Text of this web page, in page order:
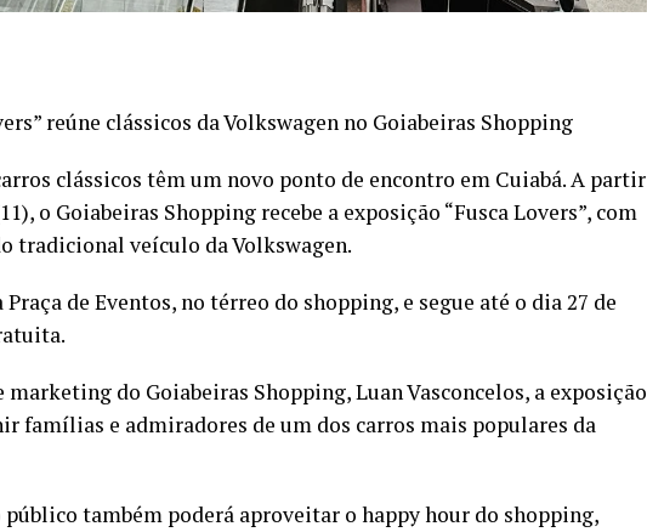
reúne clássicos da Volkswagen no Goiabeiras Shopping
clássicos têm um novo ponto de encontro em Cuiabá. A partir
o Goiabeiras Shopping recebe a exposição “Fusca Lovers”, com
tradicional veículo da Volkswagen.
de Eventos, no térreo do shopping, e segue até o dia 27 de
marketing do Goiabeiras Shopping, Luan Vasconcelos, a exposição
famílias e admiradores de um dos carros mais populares da
também poderá aproveitar o happy hour do shopping,